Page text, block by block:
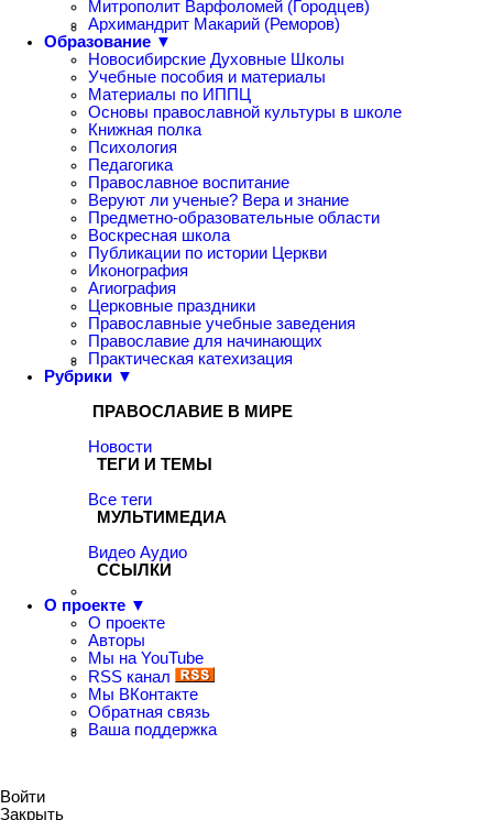
Митрополит Варфоломей (Городцев)
Архимандрит Макарий (Реморов)
Образование ▼
Новосибирские Духовные Школы
Учебные пособия и материалы
Материалы по ИППЦ
Основы православной культуры в школе
Книжная полка
Психология
Педагогика
Православное воспитание
Веруют ли ученые? Вера и знание
Предметно-образовательные области
Воскресная школа
Публикации по истории Церкви
Иконография
Агиография
Церковные праздники
Православные учебные заведения
Православие для начинающих
Практическая катехизация
Рубрики ▼
ПРАВОСЛАВИЕ В МИРЕ
Новости
ТЕГИ И ТЕМЫ
Все теги
МУЛЬТИМЕДИА
Видео Аудио
ССЫЛКИ
О проекте ▼
О проекте
Авторы
Мы на YouTube
RSS канал
Мы ВКонтакте
Обратная связь
Ваша поддержка
Войти
Закрыть